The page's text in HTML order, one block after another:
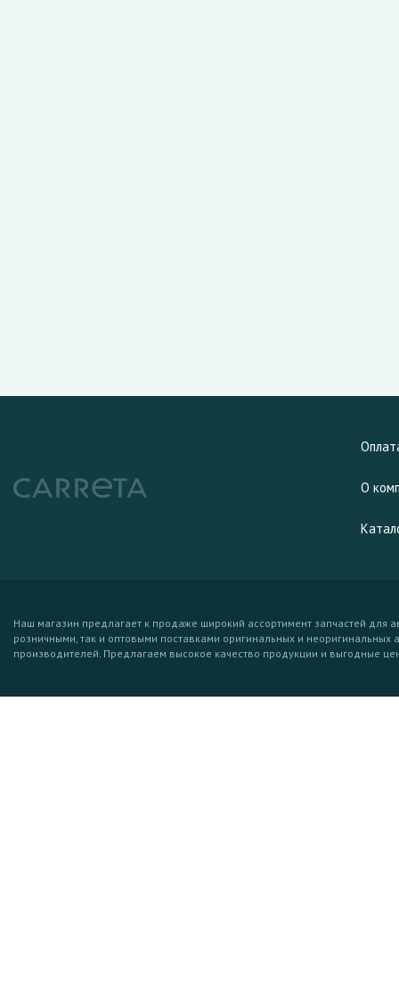
О
Наш магазин предлагает к продаже широкий ассортимент запчастей для
розничными, так и оптовыми поставками оригинальных и неоригинальных
производителей. Предлагаем высокое качество продукции и выгодные